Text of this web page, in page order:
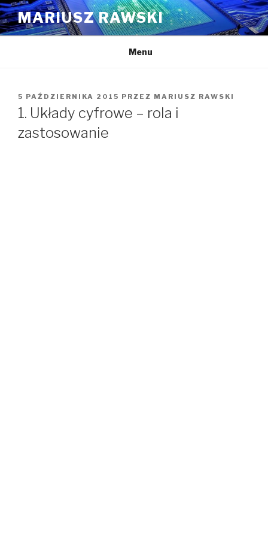
Przejdź
do
treści
MARIUSZ RAWSKI
Menu
OPUBLIKOWANE
W
5 PAŹDZIERNIKA 2015 PRZEZ MARIUSZ RAWSKI
1. Układy cyfrowe – rola i
zastosowanie